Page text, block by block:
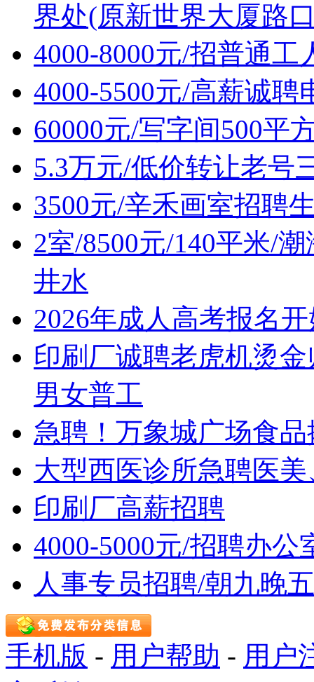
界处(原新世界大厦路
4000-8000元/招普通
4000-5500元/高薪诚
60000元/写字间500平
5.3万元/低价转让老号
3500元/辛禾画室招聘
2室/8500元/140平米/
井水
2026年成人高考报名
印刷厂诚聘老虎机烫
男女普工
急聘！万象城广场食
大型西医诊所急聘医
印刷厂高薪招聘
4000-5000元/招聘办公
人事专员招聘/朝九晚
手机版 - 用户帮助 - 用户